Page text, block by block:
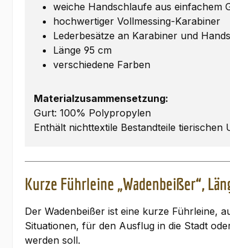
weiche Handschlaufe aus einfachem
hochwertiger Vollmessing-Karabiner
Lederbesätze an Karabiner und
Länge 95 cm
verschiedene Farben
Materialzusammensetzung:
Gurt: 100% Polypropylen
Enthält nichttextile Bestandteile tierischen
Kurze Führleine „Wadenbeißer“,
Der Wadenbeißer ist eine kurze Führleine,
Situationen, für den Ausflug in die Stadt
werden soll.